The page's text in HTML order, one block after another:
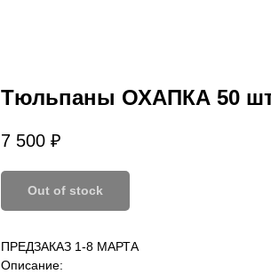
Тюльпаны ОХАПКА 50
7 500 ₽
Out of stock
ПРЕДЗАКАЗ 1-8 МАРТА
Описание: